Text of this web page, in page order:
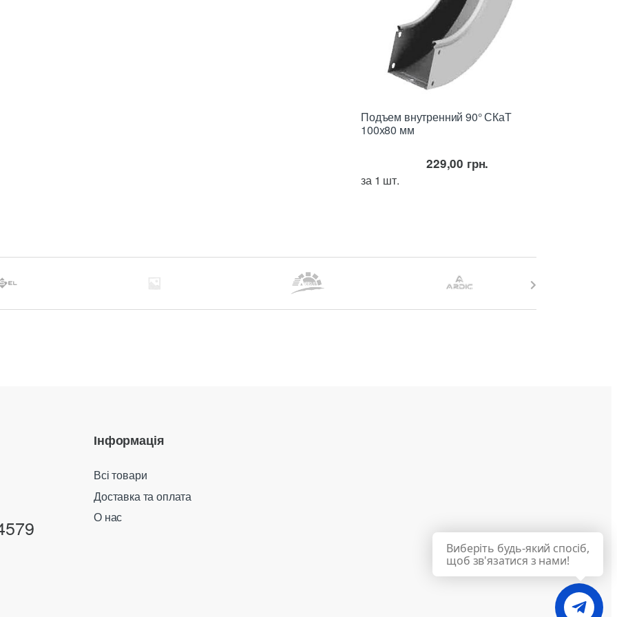
Подъем внутренний 90° СКаТ
100х80 мм
229,00 грн.
за 1 шт.
Інформація
Всі товари
Доставка та оплата
О нас
Виберіть будь-який спосіб,
щоб зв'язатися з нами!